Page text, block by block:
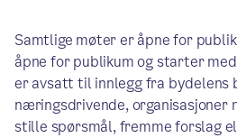
Samtlige møter er åpne for
åpne for publikum og starter
er avsatt til innlegg fra bydelens
næringsdrivende, organisasjoner
stille spørsmål, fremme forslag